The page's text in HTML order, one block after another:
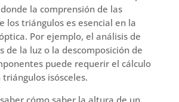
la comprensión de las
los triángulos es esencial en la
Por ejemplo, el análisis de
de la luz o la descomposición de
puede requerir el cálculo
isósceles.
cómo saber la altura de un